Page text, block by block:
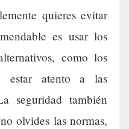
quieres evitar
es usar los
como los
estar atento a las
seguridad también
olvides las normas,